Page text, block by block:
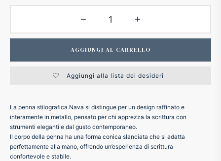
AGGIUNGI AL CARRELLO
Aggiungi alla lista dei desideri
La penna stilografica Nava si distingue per un design raffinato e
interamente in metallo, pensato per chi apprezza la scrittura con
strumenti eleganti e dal gusto contemporaneo.
Il corpo della penna ha una forma conica slanciata che si adatta
perfettamente alla mano, offrendo un’esperienza di scrittura
confortevole e stabile.